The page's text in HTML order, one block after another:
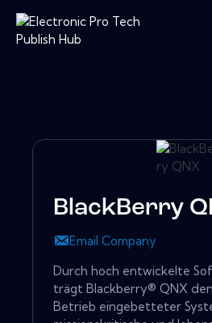
BlackBerry
Email Company
Durch hoch entwickelte
trägt Blackberry® QNX
Betrieb eingebetteter